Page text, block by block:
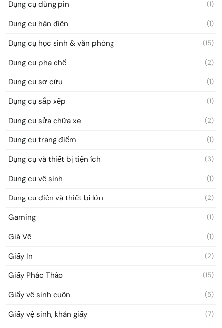
Dụng cụ dùng pin (1)
Dụng cụ hàn điện (1)
Dụng cụ học sinh & văn phòng (15)
Dụng cụ pha chế (2)
Dụng cụ sơ cứu (1)
Dụng cụ sắp xếp (1)
Dụng cụ sửa chữa xe (2)
Dụng cụ trang điểm (1)
Dụng cụ và thiết bị tiện ích (3)
Dụng cụ vệ sinh (1)
Dụng cụ điện và thiết bị lớn (2)
Gaming (1)
Giá Vẽ (1)
Giấy In (2)
Giấy Phác Thảo (15)
Giấy vệ sinh cuộn (5)
Giấy vệ sinh, khăn giấy (7)